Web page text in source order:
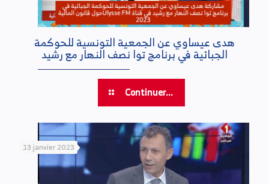
هدى عيساوي عن الجمعية التونسية للحوكمة
الجبائية في برنامج توا نصف النهار مع رشيد
Continuer...
13 janvier 2023